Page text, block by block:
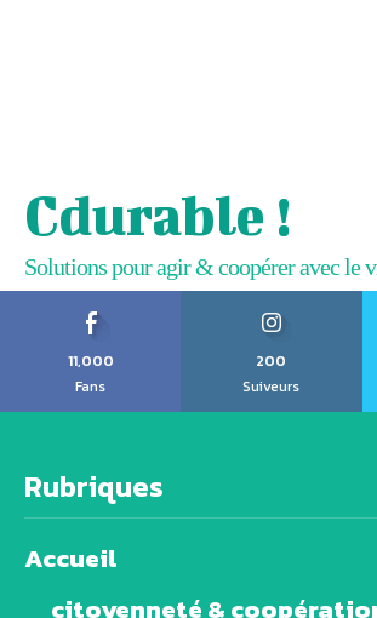
Cdurable !
Solutions pour agir & coopérer avec le
11,000
Fans
200
Suiveurs
Rubriques
Accueil
citoyenneté &